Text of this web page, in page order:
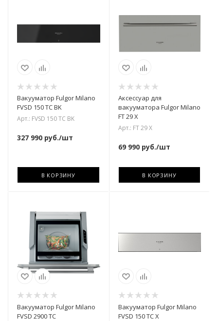
Вакууматор Fulgor Milano
FVSD 150 TC BK
Арт.: FVSD 150 TC BK
327 990 руб./шт
В КОРЗИНУ
Аксессуар для
вакууматора Fulgor Milano
FT 29 X
Арт.: FT 29 X
69 990руб./шт
В КОРЗИНУ
Вакууматор Fulgor Milano
FVSD 2900 TC
Вакууматор Fulgor Milano
FVSD 150 TC X